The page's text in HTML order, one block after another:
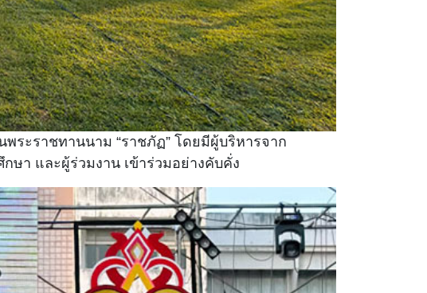
ระราชทานนาม “ราชภัฏ” โดยมีผู้บริหารจาก
า และผู้ร่วมงาน เข้าร่วมอย่างคับคั่ง